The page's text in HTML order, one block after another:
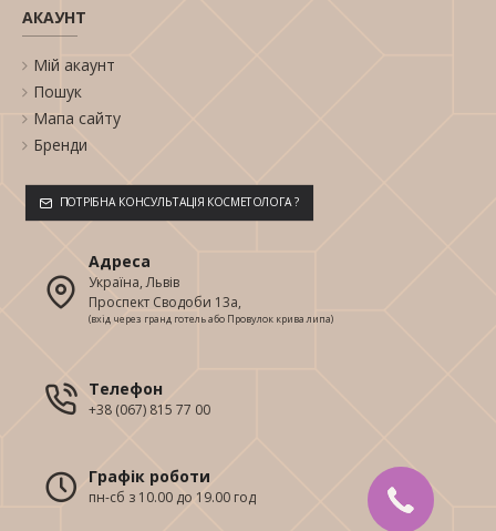
АКАУНТ
Мій акаунт
Пошук
Мапа сайту
Бренди
ПОТРІБНА КОНСУЛЬТАЦІЯ КОСМЕТОЛОГА ?
Адреса
Україна, Львів
Проспект Сводоби 13а,
(вхід через гранд готель або Провулок крива липа)
Телефон
+38 (067) 815 77 00
Графік роботи
пн-сб з 10.00 до 19.00 год